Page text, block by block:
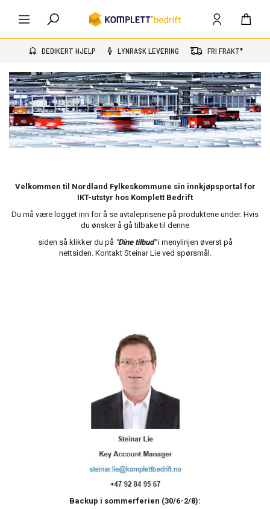
DEDIKERT HJELP LYNRASK LEVERING FRI FRAKT*
Velkommen til Nordland Fylkeskommune sin innkjøpsportal for
IKT-utstyr hos Komplett Bedrift
Du må være logget inn for å se avtaleprisene på produktene under. Hvis
du ønsker å gå tilbake til denne
siden så klikker du på "Dine tilbud"i menylinjen øverst på
nettsiden. Kontakt Steinar Lie ved spørsmål.
Backup i sommerferien (30/6-2/8):